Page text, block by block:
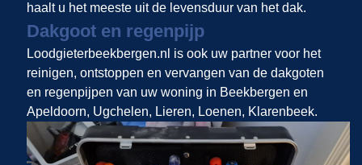
haalt u het meeste uit de levensduur van het dak.
Dakgoot en regenpijp
Loodgieterbeekbergen.nl is ook uw partner voor het
reinigen, ontstoppen en vervangen van de dakgoten
en regenpijpen van uw woning in Beekbergen en
Apeldoorn, Ugchelen, Lieren, Loenen, Klarenbeek.